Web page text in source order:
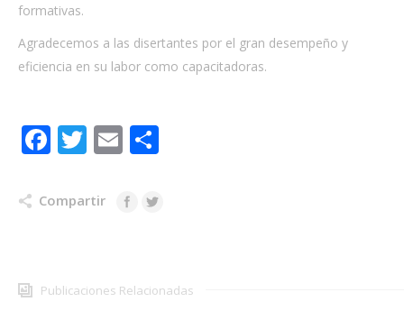
formativas.
Agradecemos a las disertantes por el gran desempeño y
eficiencia en su labor como capacitadoras.
Facebook
Twitter
Email
Compartir
Publicaciones Relacionadas